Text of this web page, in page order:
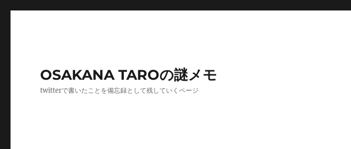
OSAKANA TAROの謎メモ
twitterで書いたことを備忘録として残していくページ